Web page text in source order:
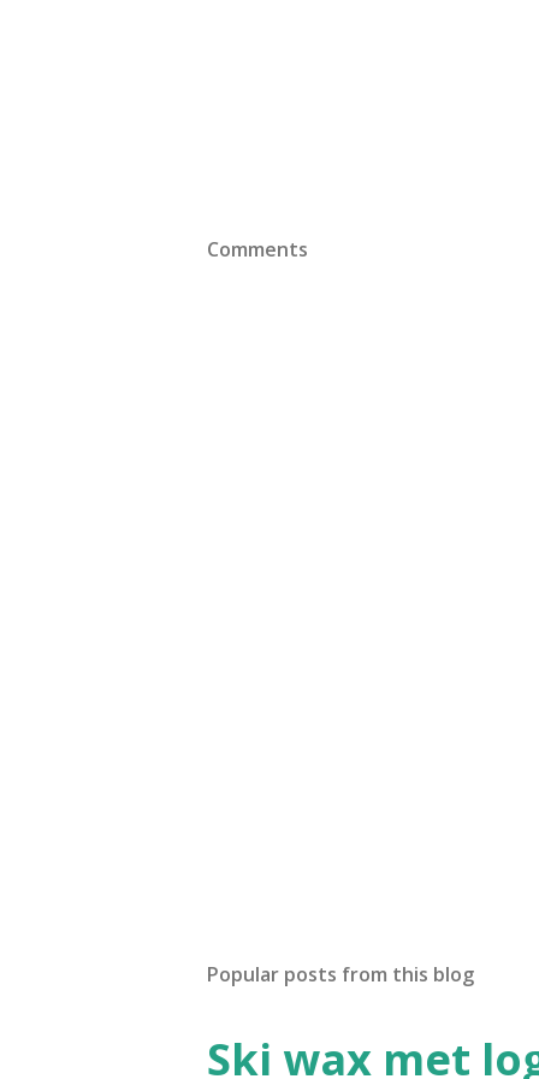
Comments
Popular posts from this blog
Ski wax met